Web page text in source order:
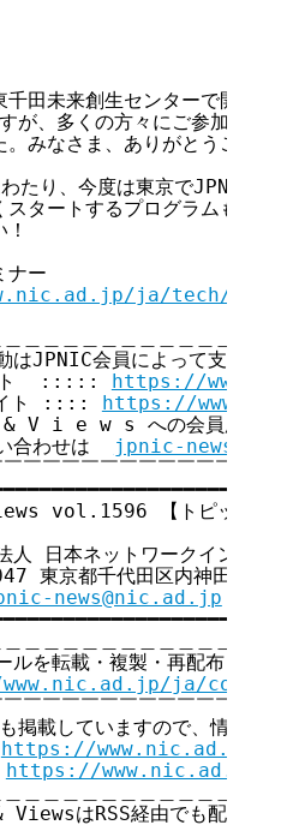
千田未来創生センターで開催
、多くの方々にご参加いただ
みなさま、ありがとうござい
たり、今度は東京でJPNIC技術
タートするプログラムもあり
ー
ja/tech/
JPNIC会員によって支えら
:::::
https://
ト ::::
https://
i e w s への会員広告無料
わせは
jpnic-
￣￣￣￣￣￣￣￣￣￣￣￣￣
vol.1596 【トピックス号
日本ネットワークインフォメ
東京都千代田区内神田3-6-2
news@nic.ad.jp
を転載・複製・再配布・引用
ja/
￣￣￣￣￣￣￣￣￣￣￣￣￣
載していますので、情報共有
https://www.nic.ad.jp/ja/
https://www.nic.ad.jp/ja/
はRSS経由でも配信し